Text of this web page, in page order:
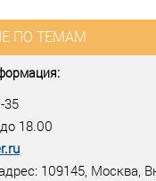
35
18.00
109145, Москва,
ПО ТЕМАМ